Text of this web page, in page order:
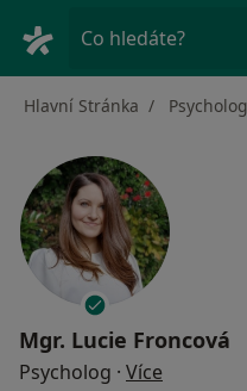
Co hledáte?
Hlavní Stránka Psycholog
Mgr. Lucie Froncová
Psycholog · Více